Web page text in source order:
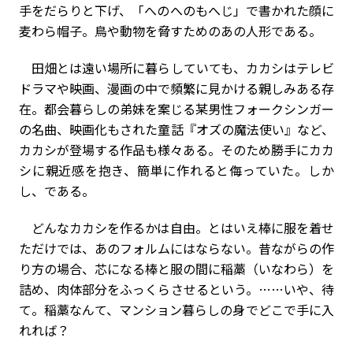
手をだらりと下げ、「へのへのもへじ」で書かれた顔に
麦わら帽子。鳥や動物を脅すためのあの人形である。
田畑とは遠い場所に暮らしていても、カカシはテレビ
ドラマや映画、漫画の中で頻繁に見かける親しみある存
在。都会暮らしの弟妹を案じる某男性フォークシンガー
の名曲、映画化もされた童話『オズの魔法使い』など、
カカシが登場する作品も様々ある。そのため勝手にカカ
シに親近感を抱き、簡単に作れると侮っていた。――しか
し、である。
どんなカカシを作るかは自由。とはいえ棒に服を着せ
ただけでは、あのフォルムにはならない。昔ながらの作
り方の場合、芯になる棒と服の間に稲藁（いなわら）を
詰め、肉体部分をふっくらさせるという。……いや、待
て。稲藁なんて、マンション暮らしの身でどこで手に入
れれば？